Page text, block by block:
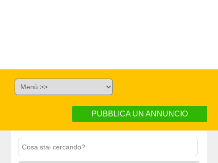
PUBBLICA UN ANNUNCIO